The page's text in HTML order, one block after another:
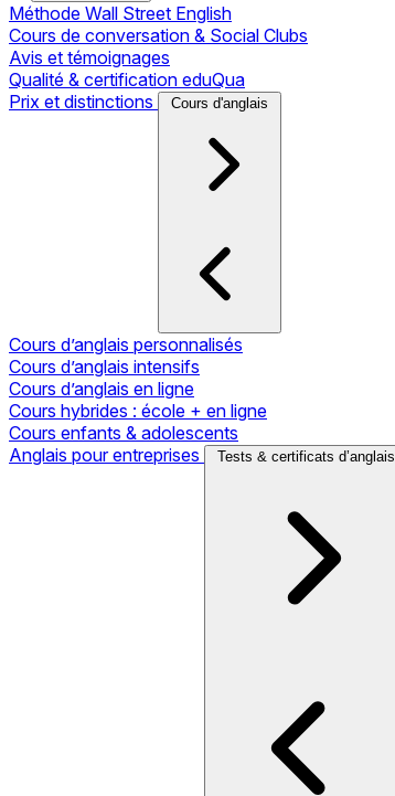
Méthode Wall Street English
Cours de conversation & Social Clubs
Avis et témoignages
Qualité & certification eduQua
Prix et distinctions
Cours d'anglais
Cours d’anglais personnalisés
Cours d’anglais intensifs
Cours d’anglais en ligne
Cours hybrides : école + en ligne
Cours enfants & adolescents
Anglais pour entreprises
Tests & certificats d’anglais